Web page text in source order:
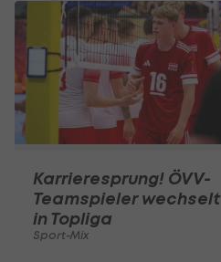
Karrieresprung! ÖVV-
Teamspieler wechselt
in Topliga
Sport-Mix